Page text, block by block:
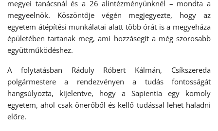
megyei tanácsnál és a 26 alintézményünknél – mondta a
megyeelnök. Köszöntője végén megjegyezte, hogy az
egyetem átépítési munkálatai alatt több órát is a megyeháza
épületében tartanak meg, ami hozzásegít a még szorosabb
együttműködéshez.
A folytatásban Ráduly Róbert Kálmán, Csíkszereda
polgármestere a rendezvényen a tudás fontosságát
hangsúlyozta, kijelentve, hogy a Sapientia egy komoly
egyetem, ahol csak önerőből és kellő tudással lehet haladni
előre.